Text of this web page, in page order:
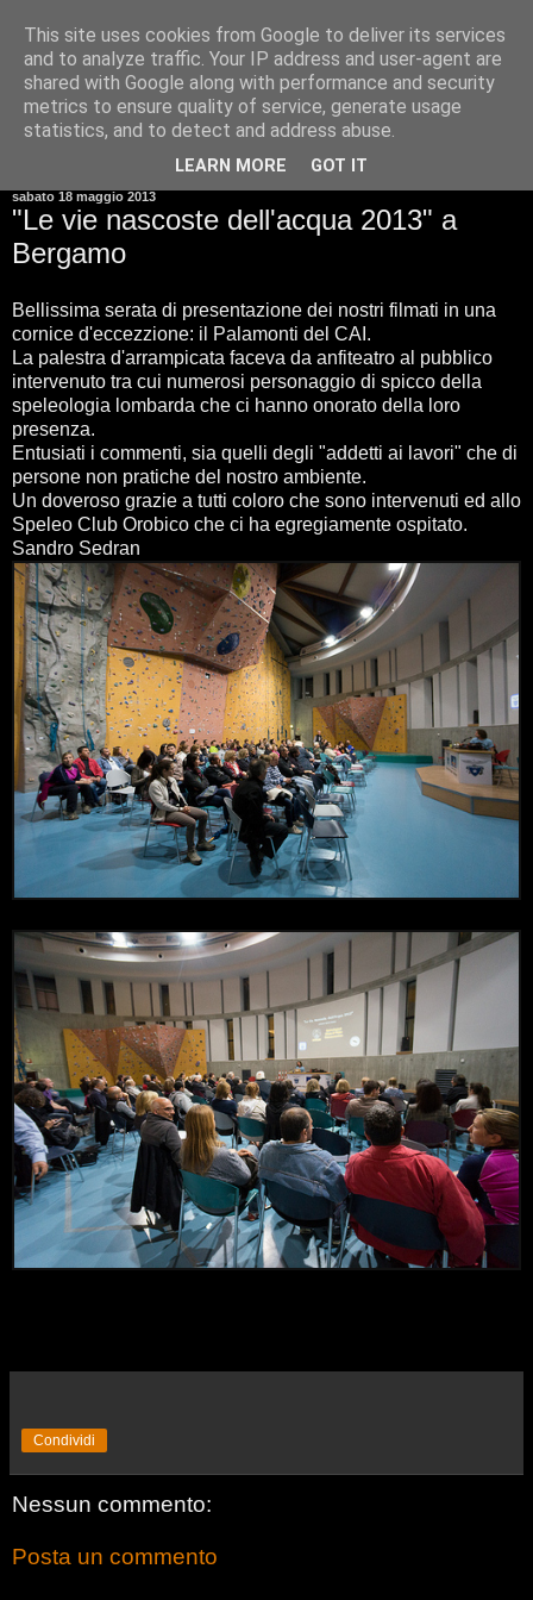
sabato 18 maggio 2013
"Le vie nascoste dell'acqua 2013" a
Bergamo
Bellissima serata di presentazione dei nostri filmati in una
cornice d'eccezzione: il Palamonti del CAI.
La palestra d'arrampicata faceva da anfiteatro al pubblico
intervenuto tra cui numerosi personaggio di spicco della
speleologia lombarda che ci hanno onorato della loro
presenza.
Entusiati i commenti, sia quelli degli "addetti ai lavori" che di
persone non pratiche del nostro ambiente.
Un doveroso grazie a tutti coloro che sono intervenuti ed allo
Speleo Club Orobico che ci ha egregiamente ospitato.
Sandro Sedran
Condividi
Nessun commento:
Posta un commento
This site uses cookies from Google to deliver its services
and to analyze traffic. Your IP address and user-agent are
shared with Google along with performance and security
metrics to ensure quality of service, generate usage
statistics, and to detect and address abuse.
LEARN MORE GOT IT